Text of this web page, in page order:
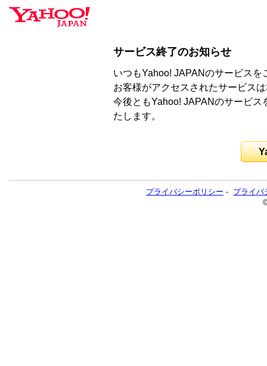
サービス終了のお知らせ
いつもYahoo! JAPANのサービス
お客様がアクセスされたサービス
今後ともYahoo! JAPANのサービ
たします。
プライバシーポリシー - プライバ